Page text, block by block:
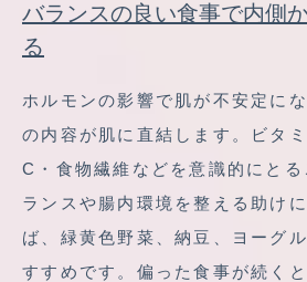
バランスの良い食事で内側
る
ホルモンの影響で肌が不安定に
の内容が肌に直結します。ビタ
C・食物繊維などを意識的にと
ランスや腸内環境を整える助け
ば、緑黄色野菜、納豆、ヨーグ
すすめです。偏った食事が続く